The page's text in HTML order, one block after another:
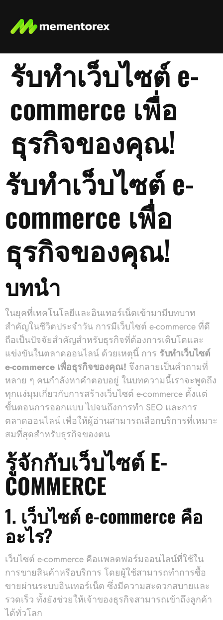
รับทําเว็บไซต์ e-
commerce เพื่อ
ธุรกิจของคุณ!
รับทําเว็บไซต์ e-
commerce เพื่อ
ธุรกิจของคุณ!
บทนำ
ในยุคที่เทคโนโลยีและอินเทอร์เน็ตเข้ามามีบทบาท
สำคัญในชีวิตประจำวัน การมีเว็บไซต์ e-commerce ที่ดี
ถือเป็นปัจจัยสำคัญสำหรับธุรกิจที่ต้องการเติบโตและ
แข่งขันในตลาดออนไลน์ ด้วยเหตุนี้ การ รับทําเว็บไซต์
e-commerce เพื่อธุรกิจของคุณ! จึงกลายเป็นคำถามที่
หลาย ๆ คนกำลังหาคำตอบอยู่ ในบทความนี้เราจะพูดถึง
ทุกแง่มุมเกี่ยวกับการสร้างเว็บไซต์ e-commerce ตั้งแต่
ขั้นตอนการออกแบบ ไปจนถึงการทำ SEO และการ
ตลาดออนไลน์ เพื่อให้ผู้อ่านสามารถเลือกบริการที่เหมาะ
สมที่สุดสำหรับธุรกิจของตน
รู้จักกับเว็บไซต์ E-
COMMERCE
1. เว็บไซต์ e-commerce คือ
อะไร?
เว็บไซต์ e-commerce คือแพลตฟอร์มออนไลน์ที่ใช้ใน
การขายสินค้าหรือบริการ โดยผู้ใช้สามารถทำการซื้อ
ขายผ่านระบบอินเทอร์เน็ต ซึ่งมีความสะดวกสบายและ
รวดเร็ว ทั้งยังช่วยให้เจ้าของธุรกิจสามารถเข้าถึงลูกค้า
ได้ทั่วโลก